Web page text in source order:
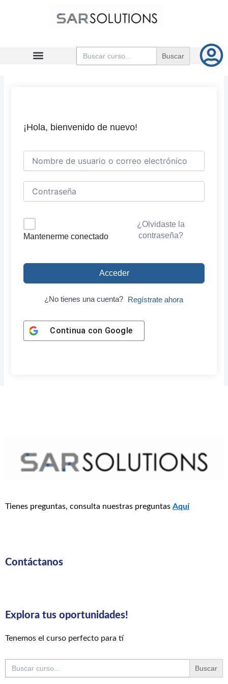
Buscar:
¡Hola, bienvenido de nuevo!
Mantenerme conectado
¿Olvidaste la
contraseña?
Acceder
¿No tienes una cuenta? Regístrate ahora
Continua con Google
Tienes preguntas, consulta nuestras preguntas Aquí
Contáctanos
Explora tus oportunidades!
Tenemos el curso perfecto para tí
Buscar: